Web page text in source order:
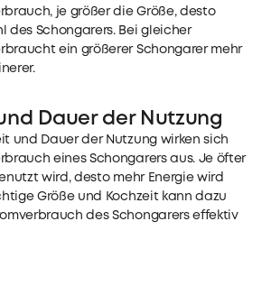
je größer die Größe, desto
des Schongarers. Bei gleicher
ein größerer Schongarer mehr
Dauer der Nutzung
und Dauer der Nutzung wirken sich
eines Schongarers aus. Je öfter
wird, desto mehr Energie wird
Größe und Kochzeit kann dazu
des Schongarers effektiv